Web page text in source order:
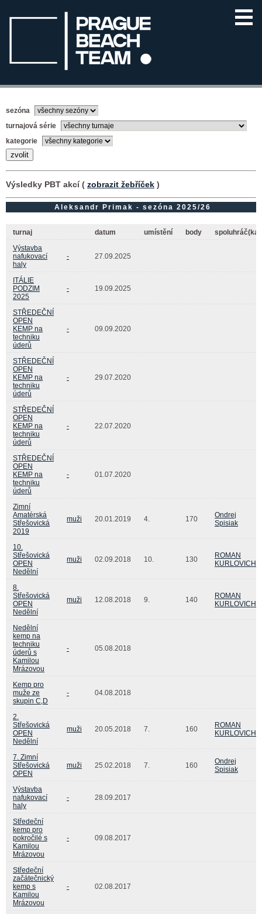
sezóna
turnajová série
kategorie
Výsledky PBT akcí ( zobrazit žebříček )
Aleksandr Primak - sezóna 2025/26
turnaj datum umístění body
spoluhráč(ka)
Výstavba
nafukovací
haly
- 27.09.2025
ITÁLIE
PODZIM
2025
- 19.09.2025
STŘEDEČNÍ
OPEN
KEMP na
techniku
úderů
- 09.09.2020
STŘEDEČNÍ
OPEN
KEMP na
techniku
úderů
- 29.07.2020
STŘEDEČNÍ
OPEN
KEMP na
techniku
úderů
- 22.07.2020
STŘEDEČNÍ
OPEN
KEMP na
techniku
úderů
- 01.07.2020
Zimní
Amatérská
Střešovická
2019
muži 20.01.2019 4. 170
Ondrej
Spisiak
10.
Střešovická
OPEN
Nedělní
muži 02.09.2018 10. 130
ROMAN
KURLOVICH
8.
Střešovická
OPEN
Nedělní
muži 12.08.2018 9. 140
ROMAN
KURLOVICH
Nedělní
kemp na
techniku
úderů s
Kamilou
Mrázovou
- 05.08.2018
Kemp pro
muže ze
skupin C,D
- 04.08.2018
2.
Střešovická
OPEN
Nedělní
muži 20.05.2018 7. 160
ROMAN
KURLOVICH
7. Zimní
Střešovická
OPEN
muži 25.02.2018 7. 160
Ondrej
Spisiak
Výstavba
nafukovací
haly
- 28.09.2017
Středeční
kemp pro
pokročilé s
Kamilou
Mrázovou
- 09.08.2017
Středeční
začátečnický
kemp s
Kamilou
Mrázovou
- 02.08.2017